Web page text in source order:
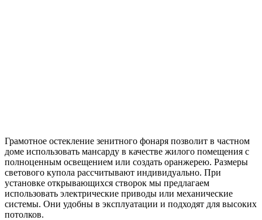
Грамотное остекление зенитного фонаря позволит в частном
доме использовать мансарду в качестве жилого помещения с
полноценным освещением или создать оранжерею. Размеры
светового купола рассчитывают индивидуально. При
установке открывающихся створок мы предлагаем
использовать электрические приводы или механические
системы. Они удобны в эксплуатации и подходят для высоких
потолков.